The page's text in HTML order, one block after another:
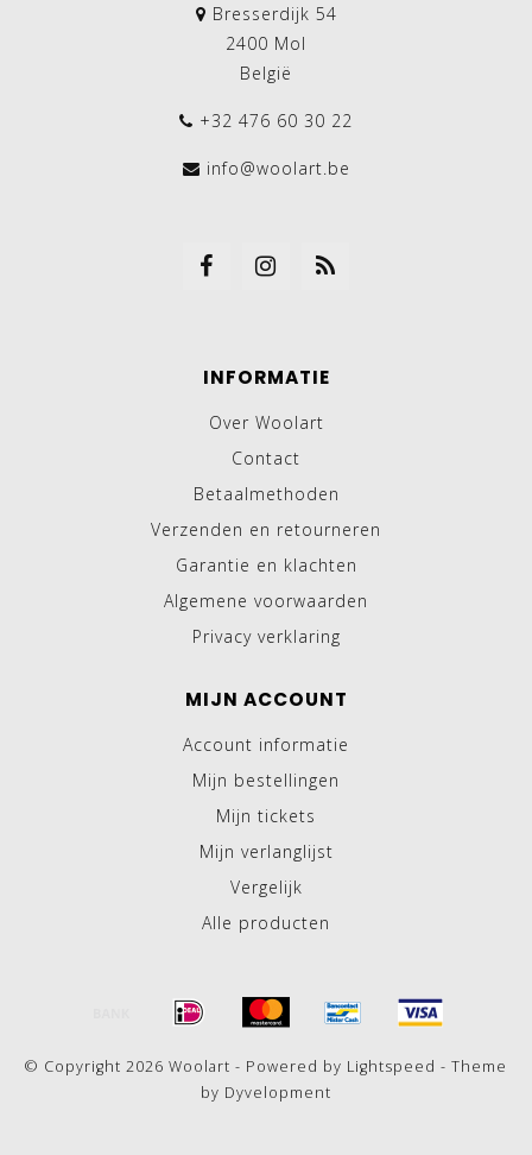
Bresserdijk 54
2400 Mol
België
+32 476 60 30 22
info@woolart.be
INFORMATIE
Over Woolart
Contact
Betaalmethoden
Verzenden en retourneren
Garantie en klachten
Algemene voorwaarden
Privacy verklaring
MIJN ACCOUNT
Account informatie
Mijn bestellingen
Mijn tickets
Mijn verlanglijst
Vergelijk
Alle producten
© Copyright 2026 Woolart - Powered by Lightspeed - Theme
by Dyvelopment